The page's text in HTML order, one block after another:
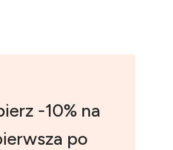
-10% na
po